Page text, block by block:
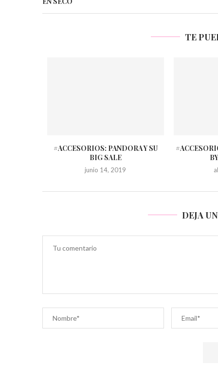
TE
#ACCESORIOS: PANDORA Y SU
BIG SALE
junio 14, 2019
DEJA